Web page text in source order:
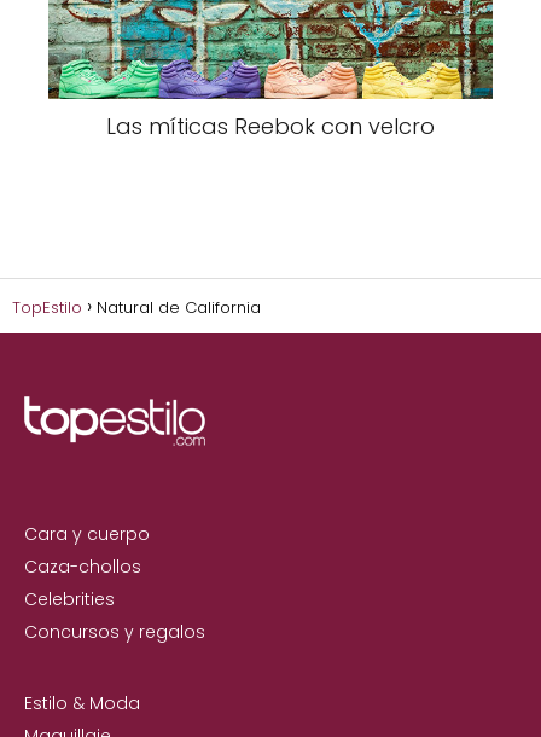
Las míticas Reebok con velcro
TopEstilo Natural de California
Cara y cuerpo
Caza-chollos
Celebrities
Concursos y regalos
Estilo & Moda